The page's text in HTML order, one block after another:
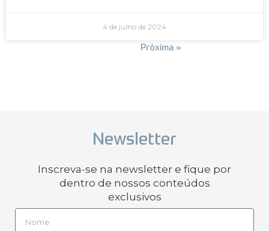
4 de julho de 2024
Próxima »
Newsletter
Inscreva-se na newsletter e fique por
dentro de nossos conteúdos
exclusivos